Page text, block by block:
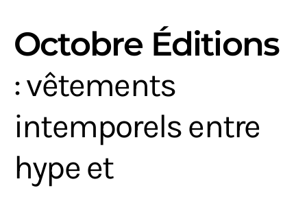
Octobre Éditions
: vêtements
intemporels entre
hype et